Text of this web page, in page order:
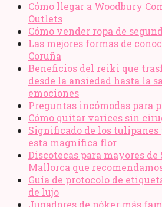
Cómo llegar a Woodbury
Outlets
Cómo vender ropa de
Las mejores formas de
Coruña
Beneficios del reiki que
desde la ansiedad hasta la
emociones
Preguntas incómodas para
Cómo quitar varices sin
Significado de los tulipanes
esta magnífica flor
Discotecas para mayores de
Mallorca que
Guía de protocolo de
de lujo
Jugadores de póker más